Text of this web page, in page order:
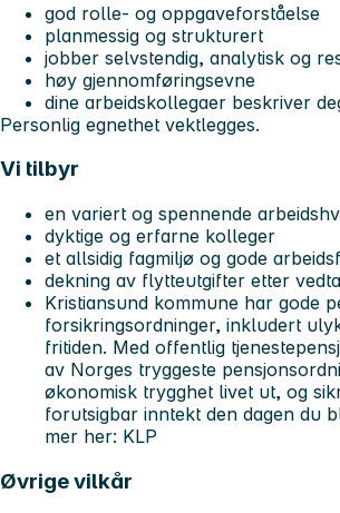
god rolle- og oppgaveforståelse
planmessig og strukturert
jobber selvstendig, analytisk og
høy gjennomføringsevne
dine arbeidskollegaer beskriver
Personlig egnethet vektlegges.
Vi tilbyr
en variert og spennende
dyktige og erfarne kolleger
et allsidig fagmiljø og gode
dekning av flytteutgifter etter
Kristiansund kommune har gode
forsikringsordninger, inkludert
fritiden. Med offentlig
av Norges tryggeste
økonomisk trygghet livet ut, og
forutsigbar inntekt den dagen du
mer her: KLP
Øvrige vilkår